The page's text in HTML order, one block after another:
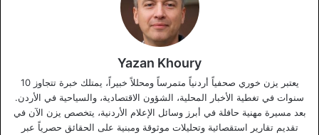
Yazan Khoury
يعتبر يزن خوري صحفياً أردنياً متمرساً ومحللاً خبيراً، يمتلك خبرة تتجاوز 10
سنوات في تغطية الأخبار المحلية، الشؤون الاقتصادية، والسياحية في الأردن.
بعد مسيرة مهنية حافلة في أبرز وسائل الإعلام الأردنية، يتخصص يزن الآن في
تقديم تقارير استقصائية وتحليلات موثوقة ومبنية على الحقائق حصرياً عبر